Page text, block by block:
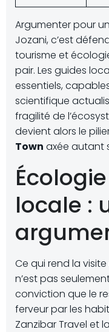
Argumenter pour
Jozani, c’est
tourisme et
pair. Les guides
essentiels,
scientifique
fragilité de
devient alors le
Town axée autant
locale :
Ce qui rend la
n’est pas
conviction que le
ferveur par les
Zanzibar Travel et